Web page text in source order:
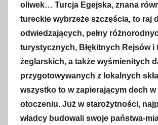
i
k
o
w
a
n
oliwek… Turcja Egejska, znana
tureckie wybrzeże szczęścia, to raj
odwiedzających, pełny
turystycznych, Błękitnych Rejsów i
żeglarskich, a także wyśmienitych
przygotowywanych z lokalnych
wszystko to w zapierającym dech
otoczeniu. Już w starożytności,
władcy budowali swoje państwa-